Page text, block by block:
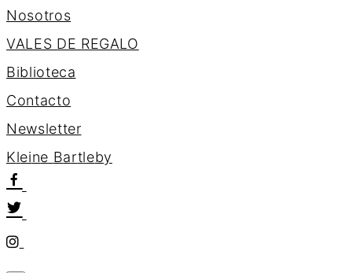
Nosotros
VALES DE REGALO
Biblioteca
Contacto
Newsletter
Kleine Bartleby